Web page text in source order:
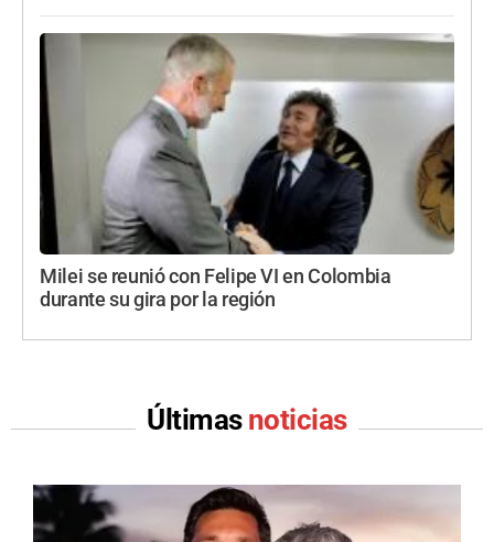
Milei se reunió con Felipe VI en Colombia
durante su gira por la región
Últimas noticias